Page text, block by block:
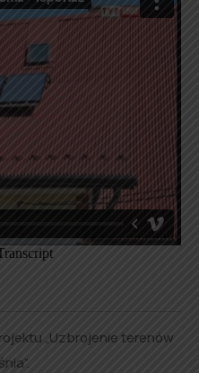
„Uzbrojenie terenów